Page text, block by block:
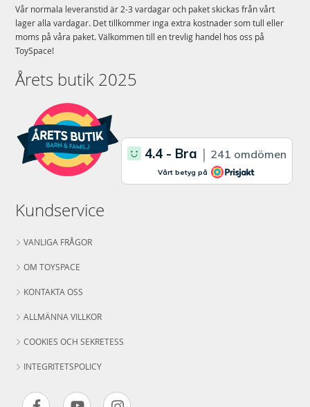
Vår normala leveranstid är 2-3 vardagar och paket skickas från vårt
lager alla vardagar. Det tillkommer inga extra kostnader som tull eller
moms på våra paket. Välkommen till en trevlig handel hos oss på
ToySpace!
Årets butik 2025
Kundservice
VANLIGA FRÅGOR
OM TOYSPACE
KONTAKTA OSS
ALLMÄNNA VILLKOR
COOKIES OCH SEKRETESS
INTEGRITETSPOLICY